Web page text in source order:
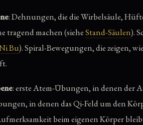
: Dehnungen, die die Wirbelsäule,
tragend machen (sieheStand-Säulen).
Bu). Spiral-Bewegungen, die zeigen,
: erste Atem-Übungen, in denen der
in denen das Qi-Feld um den
beim eigenen Körper